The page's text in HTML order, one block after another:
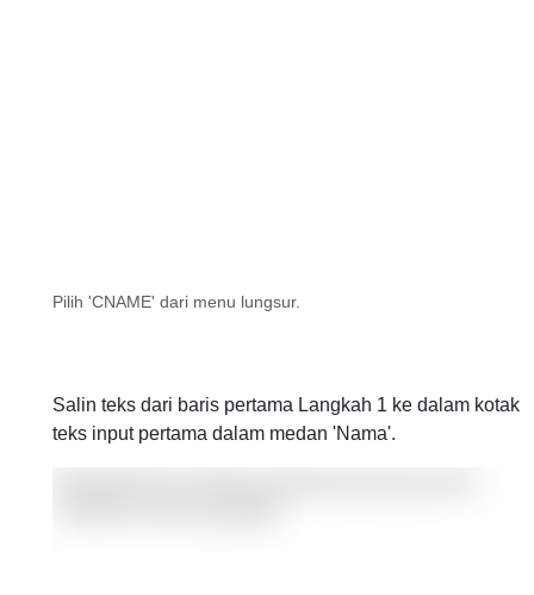
Pilih 'CNAME' dari menu lungsur.
Salin teks dari baris pertama Langkah 1 ke dalam kotak
teks input pertama dalam medan 'Nama'.